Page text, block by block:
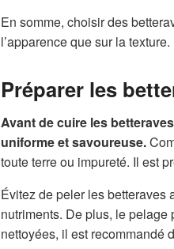
En somme, choisir des
l’apparence que sur la texture.
Préparer les
Avant de cuire les
uniforme et savoureuse.
toute terre ou impureté. Il est
Évitez de peler les betteraves
nutriments. De plus, le
nettoyées, il est recommandé